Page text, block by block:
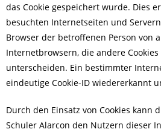
das Cookie gespeichert wurde. Dies
besuchten Internetseiten und
Browser der betroffenen Person von
Internetbrowsern, die andere
unterscheiden. Ein bestimmter
eindeutige Cookie-ID wiedererkannt
Durch den Einsatz von Cookies kann
Schuler Alarcon den Nutzern dieser